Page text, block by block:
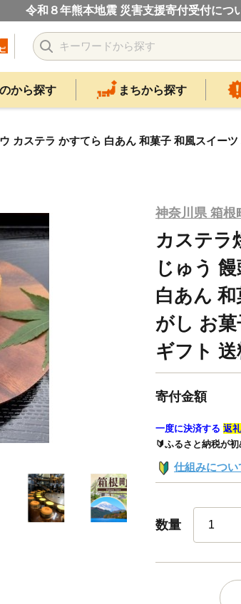
令和８年熊本地震 災害支援寄付受付につ
から探す まちから探す
カステラ かすてら 白あん 和菓子 和風スイー
神奈川県 箱根町
カステラ
じゅう
白あん
がし お
ギフト
寄付金額
一度に決済する 返
🔰ふるさと納税が
仕組みについ
数量